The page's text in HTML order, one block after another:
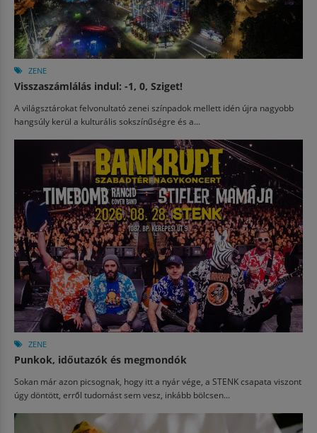
ZENE
Visszaszámlálás indul: -1, 0, Sziget!
A világsztárokat felvonultató zenei színpadok mellett idén újra nagyobb
hangsúly kerül a kulturális sokszínűségre és a...
ZENE
Punkok, időutazók és megmondók
Sokan már azon picsognak, hogy itt a nyár vége, a STENK csapata viszont
úgy döntött, erről tudomást sem vesz, inkább bölcsen...